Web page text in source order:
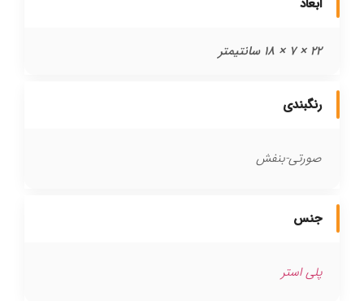
ابعاد
22 × 7 × 18 سانتیمتر
رنگبندی
صورتی-بنفش
جنس
پلی استر